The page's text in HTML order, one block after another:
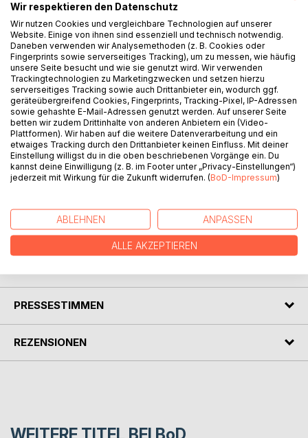
Als er die Vogelscheuche Victoria erschafft, um die
diebischen Krähen aus dem Gemüsebeet seines Vaters zu
vertreiben, ahnt er noch nicht, wie viel sie ihm einmal
bedeuten wird.
Es ist, als würde die beiden ein unsichtbares Band
verbinden, ein Band, das weit über Stroh und Knöpfe
hinausreicht.
Aber was passiert, wenn die Krähen ihre Scheu verlieren
und Victoria plötzlich als nutzlos gilt? Bei dem Versuch
Victoria vor dem Vergessen zu retten, zeigt sich, dass
Zuneigung Wunder bewirken kann.
Ist es die Kraft der Freundschaft, die das Unmögliche
Freundschaft und das Geheimnis, dass manche Dinge nur
mit dem Herzen sichtbar sind.
PRESSESTIMMEN
REZENSIONEN
Wir respektieren den Datenschutz
Wir nutzen Cookies und vergleichbare Technologien auf unserer
Website. Einige von ihnen sind essenziell und technisch notwendig.
Daneben verwenden wir Analysemethoden (z. B. Cookies oder
Fingerprints sowie serverseitiges Tracking), um zu messen, wie häufig
unsere Seite besucht und wie sie genutzt wird. Wir verwenden
Trackingtechnologien zu Marketingzwecken und setzen hierzu
serverseitiges Tracking sowie auch Drittanbieter ein, wodurch ggf.
geräteübergreifend Cookies, Fingerprints, Tracking-Pixel, IP-Adressen
sowie gehashte E-Mail-Adressen genutzt werden. Auf unserer Seite
betten wir zudem Drittinhalte von anderen Anbietern ein (Video-
Plattformen). Wir haben auf die weitere Datenverarbeitung und ein
etwaiges Tracking durch den Drittanbieter keinen Einfluss. Mit deiner
Einstellung willigst du in die oben beschriebenen Vorgänge ein. Du
kannst deine Einwilligung (z. B. im Footer unter „Privacy-Einstellungen“)
jederzeit mit Wirkung für die Zukunft widerrufen. (BoD-Impressum)
ABLEHNEN ANPASSEN
ALLE AKZEPTIEREN